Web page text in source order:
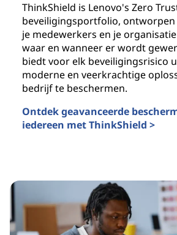
ThinkShield is Lenovo's Zero
beveiligingsportfolio, ontworpen
je medewerkers en je
waar en wanneer er wordt
biedt voor elk beveiligingsrisico
moderne en veerkrachtige
bedrijf te beschermen.
Ontdek geavanceerde
iedereen met ThinkShield >